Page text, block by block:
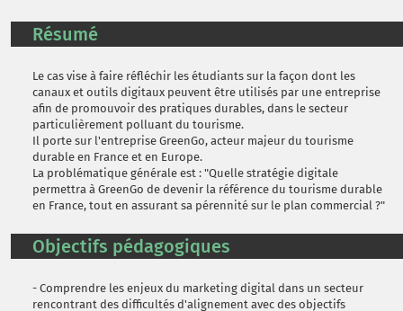
Résumé
Le cas vise à faire réfléchir les étudiants sur la façon dont les
canaux et outils digitaux peuvent être utilisés par une entreprise
afin de promouvoir des pratiques durables, dans le secteur
particulièrement polluant du tourisme.
Il porte sur l'entreprise GreenGo, acteur majeur du tourisme
durable en France et en Europe.
La problématique générale est : "Quelle stratégie digitale
permettra à GreenGo de devenir la référence du tourisme durable
en France, tout en assurant sa pérennité sur le plan commercial ?"
Objectifs pédagogiques
- Comprendre les enjeux du marketing digital dans un secteur
rencontrant des difficultés d'alignement avec des objectifs